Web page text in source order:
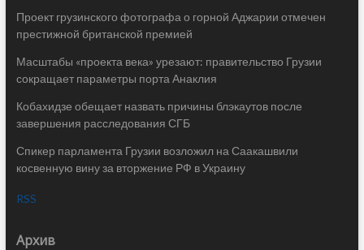
Проект грузинского фотографа о горной Аджарии отмечен
престижной британской премией
Масштабы «проекта века» урезают: правительство Грузии
сокращает параметры порта Анаклия
Кобахидзе обещает назвать причины блэкаутов после
завершения расследования СГБ
Спикер парламента Грузии возложил на Саакашвили
косвенную вину за вторжение РФ в Украину
RSS
Архив